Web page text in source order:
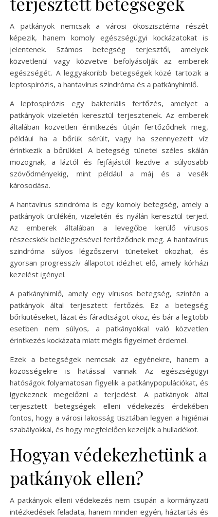
A patkányok nemcsak a városi ökoszisztéma részét
képezik, hanem komoly egészségügyi kockázatokat is
jelentenek. Számos betegség terjesztői, amelyek
közvetlenül vagy közvetve befolyásolják az emberek
egészségét. A leggyakoribb betegségek közé tartozik a
leptospirózis, a hantavírus szindróma és a patkányhimlő.
A leptospirózis egy bakteriális fertőzés, amelyet a
patkányok vizeletén keresztül terjesztenek. Az emberek
általában közvetlen érintkezés útján fertőződnek meg,
például ha a bőrük sérült, vagy ha szennyezett víz
érintkezik a bőrükkel. A betegség tünetei széles skálán
mozognak, a láztól és fejfájástól kezdve a súlyosabb
szövődményekig, mint például a máj és a vesék
károsodása.
A hantavírus szindróma is egy komoly betegség, amely a
patkányok ürülékén, vizeletén és nyálán keresztül terjed.
Az emberek általában a levegőbe kerülő vírusos
részecskék belélegzésével fertőződnek meg. A hantavírus
szindróma súlyos légzőszervi tüneteket okozhat, és
gyorsan progresszív állapotot idézhet elő, amely kórházi
kezelést igényel.
A patkányhimlő, amely egy vírusos betegség, szintén a
patkányok által terjesztett fertőzés. Ez a betegség
bőrkiütéseket, lázat és fáradtságot okoz, és bár a legtöbb
esetben nem súlyos, a patkányokkal való közvetlen
érintkezés kockázata miatt mégis figyelmet érdemel.
Ezek a betegségek nemcsak az egyénekre, hanem a
közösségekre is hatással vannak. Az egészségügyi
hatóságok folyamatosan figyelik a patkánypopulációkat, és
igyekeznek megelőzni a terjedést. A patkányok által
terjesztett betegségek elleni védekezés érdekében
fontos, hogy a városi lakosság tisztában legyen a higiéniai
szabályokkal, és hogy megfelelően kezeljék a hulladékot.
Hogyan védekezhetünk a
patkányok ellen?
A patkányok elleni védekezés nem csupán a kormányzati
intézkedések feladata, hanem minden egyén, háztartás és